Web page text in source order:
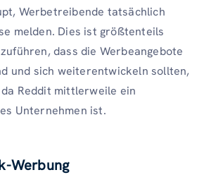
Werbetreibende tatsächlich
melden. Dies ist größtenteils
dass die Werbeangebote
und sich weiterentwickeln sollten,
Reddit mittlerweile ein
Unternehmen ist.
Werbung